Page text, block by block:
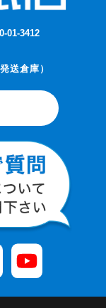
01-3412
送倉庫）